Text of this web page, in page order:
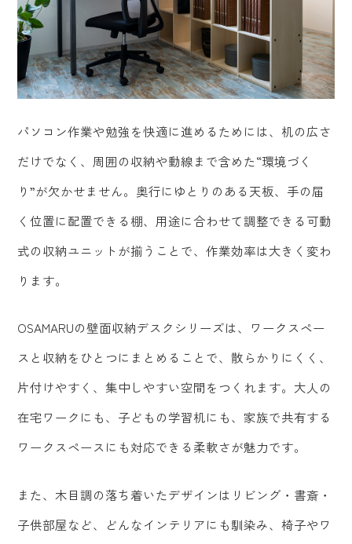
パソコン作業や勉強を快適に進めるためには、机の広さ
だけでなく、周囲の収納や動線まで含めた“環境づく
り”が欠かせません。奥行にゆとりのある天板、手の届
く位置に配置できる棚、用途に合わせて調整できる可動
式の収納ユニットが揃うことで、作業効率は大きく変わ
ります。
OSAMARUの壁面収納デスクシリーズは、ワークスペー
スと収納をひとつにまとめることで、散らかりにくく、
片付けやすく、集中しやすい空間をつくれます。大人の
在宅ワークにも、子どもの学習机にも、家族で共有する
ワークスペースにも対応できる柔軟さが魅力です。
また、木目調の落ち着いたデザインはリビング・書斎・
子供部屋など、どんなインテリアにも馴染み、椅子やワ